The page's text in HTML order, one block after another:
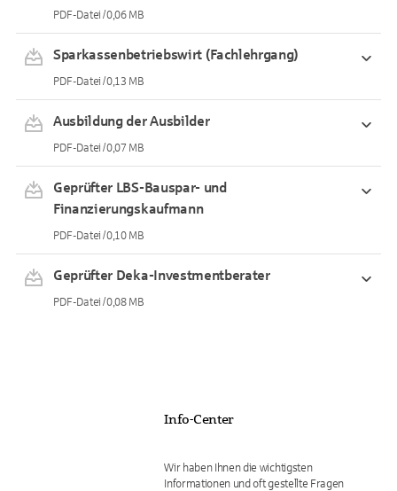
PDF-Datei / 0,06 MB
Sparkassenbetriebswirt (Fachlehrgang)
PDF-Datei / 0,13 MB
Ausbildung der Ausbilder
PDF-Datei / 0,07 MB
Geprüfter LBS-Bauspar- und
Finanzierungskaufmann
PDF-Datei / 0,10 MB
Geprüfter Deka-Investmentberater
PDF-Datei / 0,08 MB
Info-Center
Wir haben Ihnen die wichtigsten
Informationen und oft gestellte Fragen